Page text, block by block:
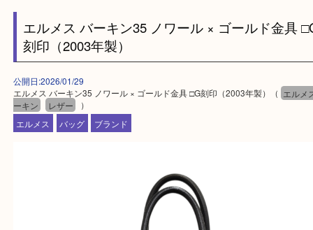
にも便利です。
★出張買取の対応可能地域★
上記地域にない場合も、ご相談下さい。